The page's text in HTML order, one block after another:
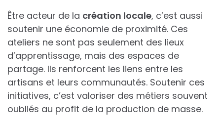
Être acteur de la création locale, c’est aussi
soutenir une économie de proximité. Ces
ateliers ne sont pas seulement des lieux
d’apprentissage, mais des espaces de
partage. Ils renforcent les liens entre les
artisans et leurs communautés. Soutenir ces
initiatives, c’est valoriser des métiers souvent
oubliés au profit de la production de masse.